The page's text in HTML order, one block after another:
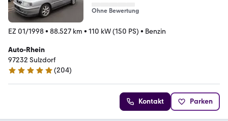
Ohne Bewertung
EZ 01/1998• 88.527 km • 110 kW (150 PS) • Benzin
Auto-Rhein
97232 Sulzdorf
5 Sterne
(204)
Kontakt Parken